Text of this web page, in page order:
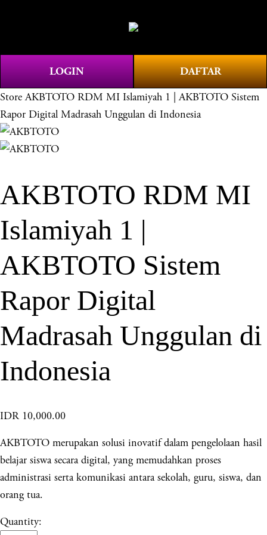
e
u
LOGIN DAFTAR
Store AKBTOTO RDM MI Islamiyah 1 | AKBTOTO Sistem
Rapor Digital Madrasah Unggulan di Indonesia
AKBTOTO RDM MI
Islamiyah 1 |
AKBTOTO Sistem
Rapor Digital
Madrasah Unggulan di
Indonesia
IDR 10,000.00
AKBTOTO merupakan solusi inovatif dalam pengelolaan hasil
belajar siswa secara digital, yang memudahkan proses
administrasi serta komunikasi antara sekolah, guru, siswa, dan
orang tua.
Quantity: